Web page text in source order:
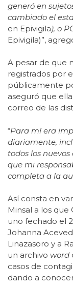
generó en
cambiado el
en Epivigila), o
Epivigila)”,
A pesar de que
registrados por
públicamente
aseguró que
correo de las
“Para mí era
diariamente,
todos los
que mi
completa a la
Así consta en
Minsal a los que
uno fechado el
Johanna
Linazasoro y a
un archivo word
casos de
dando a